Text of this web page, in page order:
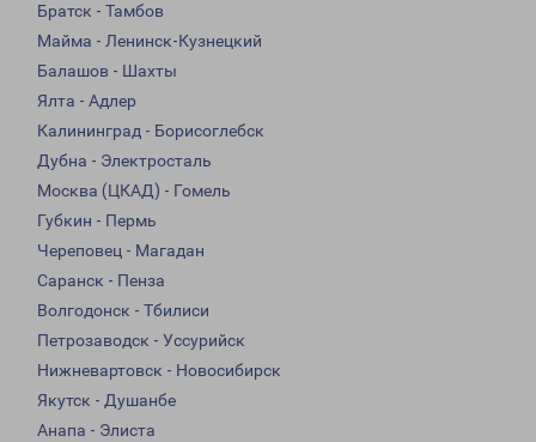
Братск - Тамбов
Майма - Ленинск-Кузнецкий
Балашов - Шахты
Ялта - Адлер
Калининград - Борисоглебск
Дубна - Электросталь
Москва (ЦКАД) - Гомель
Губкин - Пермь
Череповец - Магадан
Саранск - Пенза
Волгодонск - Тбилиси
Петрозаводск - Уссурийск
Нижневартовск - Новосибирск
Якутск - Душанбе
Анапа - Элиста